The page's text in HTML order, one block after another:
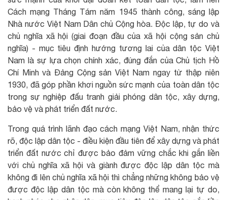
Cách mạng Tháng Tám năm 1945 thành công, sáng lập
Nhà nước Việt Nam Dân chủ Cộng hòa. Độc lập, tự do và
chủ nghĩa xã hội (giai đoạn đầu của xã hội cộng sản chủ
nghĩa) - mục tiêu định hướng tương lai của dân tộc Việt
Nam là sự lựa chọn chính xác, đúng đắn của Chủ tịch Hồ
Chí Minh và Đảng Cộng sản Việt Nam ngay từ thập niên
1930, đã góp phần khơi nguồn sức mạnh của toàn dân tộc
trong sự nghiệp đấu tranh giải phóng dân tộc, xây dựng,
bảo vệ và phát triển đất nước.
Trong quá trình lãnh đạo cách mạng Việt Nam, nhận thức
rõ, độc lập dân tộc - điều kiện đầu tiên để xây dựng và phát
triển đất nước chỉ được bảo đảm vững chắc khi gắn liền
với chủ nghĩa xã hội và giành được độc lập dân tộc mà
không đi lên chủ nghĩa xã hội thì chẳng những không bảo vệ
được độc lập dân tộc mà còn không thể mang lại tự do,